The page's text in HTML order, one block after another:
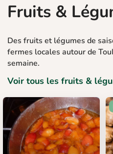
Fruits &
Des fruits et légumes de
fermes locales autour de
semaine.
Voir tous les fruits &